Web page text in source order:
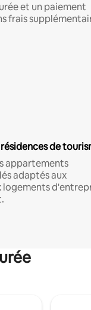
et un paiement
frais
de
appartements
adaptés aux
logements